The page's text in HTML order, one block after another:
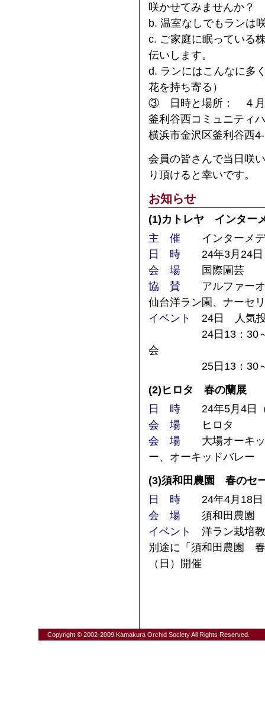
咲かせてみませんか？
b. 温室なしでもランは
c. ご家庭に眠っている
伝いします。
d. ランにはこんなに多
花を持ち寄る）
③ 日時と場所： ４月
釜利谷西コミュニティ
横浜市金沢区釜利谷西
会員の皆さんで当日咲
り頂けると幸いです。
お知らせ
(1)カトレヤ インター
主 催 インターメデ
日 時 24年3月24日
会 場 国際園芸
協 賛 アルファーオ
仙台洋ラン園、ナーセ
イベント
24日 人気
24日13：30～「
会
25日13：30～「
(2)ヒロタ 春の蘭展
日 時 24年5月4日（
会 場 ヒロタ
会 場 大場オーキッ
ー、オーキッドバレー
(3)須和田農園 春のセ
日 時 24年4月18日
会 場 須和田農園
イベント
洋ラン栽培
別途に「須和田農園
（日）開催
Copyright © 2002-2009 Kamakura Orchid Society All Rights Reserved.